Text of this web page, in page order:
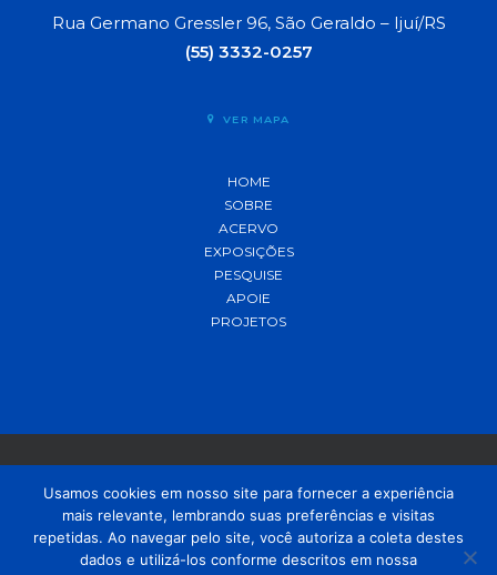
Rua Germano Gressler 96, São Geraldo – Ijuí/RS
(55) 3332-0257
VER MAPA
HOME
SOBRE
ACERVO
EXPOSIÇÕES
PESQUISE
APOIE
PROJETOS
© 2021 MADP – Desenvolvido pelaOUSE
Usamos cookies em nosso site para fornecer a experiência
mais relevante, lembrando suas preferências e visitas
repetidas. Ao navegar pelo site, você autoriza a coleta destes
dados e utilizá-los conforme descritos em nossa